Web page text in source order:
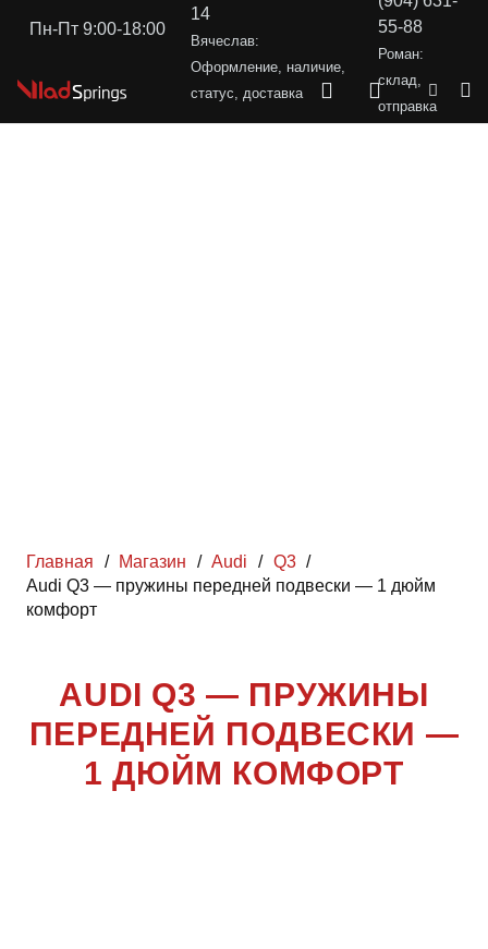
Пн-Пт 9:00-18:00
14
Вячеслав:
Оформление, наличие,
статус, доставка
55-88
Роман:
склад,
отправка
Главная / Магазин / Audi / Q3 /
Audi Q3 — пружины передней подвески — 1 дюйм
комфорт
AUDI Q3 — ПРУЖИНЫ
ПЕРЕДНЕЙ ПОДВЕСКИ —
1 ДЮЙМ КОМФОРТ